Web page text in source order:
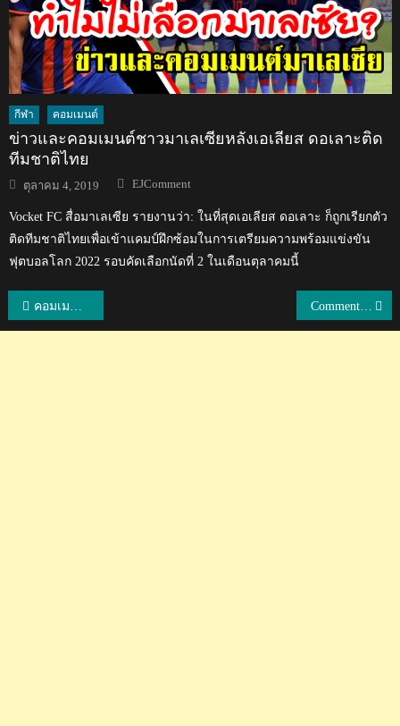
กีฬา คอมเมนต์
ข่าวและคอมเมนต์ชาวมาเลเซียหลังเอเลียส ดอเลาะติด
ทีมชาติไทย
Posted
on
ตุลาคม 4, 2019 Author
EJComment
Vocket FC สื่อมาเลเซีย รายงานว่า: ในที่สุดเอเลียส ดอเลาะ ก็ถูกเรียกตัว
ติดทีมชาติไทยเพื่อเข้าแคมป์ฝึกซ้อมในการเตรียมความพร้อมแข่งขัน
ฟุตบอลโลก 2022 รอบคัดเลือกนัดที่ 2 ในเดือนตุลาคมนี้
แนะแนว
คอมเมนต์ชาวต่างชาติหลัง กกต.ประกาศผลการเลือกตั้ง 2562 ครบ 100% Comment เวียดนามหลังไทยเชิญเอลซัลวาดอร์เข้าร่วมรายการคิงส์ คัพ 2019